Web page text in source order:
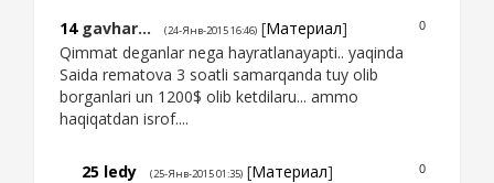
0
14 gavhar... (24-Янв-2015 16:46) [Материал]
Qimmat deganlar nega hayratlanayapti.. yaqinda
Saida rematova 3 soatli samarqanda tuy olib
borganlari un 1200$ olib ketdilaru... ammo
haqiqatdan isrof....
0
25 ledy (25-Янв-2015 01:35) [Материал]